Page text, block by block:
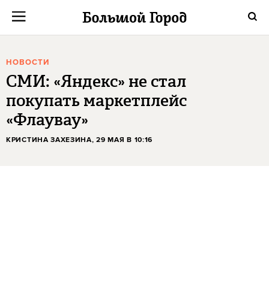
НОВОСТИ
СМИ: «Яндекс» не стал
покупать маркетплейс
«Флаувау»
КРИСТИНА ЗАХЕЗИНА, 29 МАЯ В 10:16